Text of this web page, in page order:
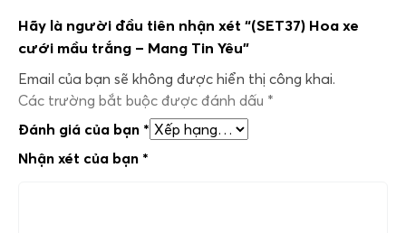
Hãy là người đầu tiên nhận xét “(SET37) Hoa xe
cưới mầu trắng – Mang Tin Yêu”
Email của bạn sẽ không được hiển thị công khai.
Các trường bắt buộc được đánh dấu *
Đánh giá của bạn *
Nhận xét của bạn *